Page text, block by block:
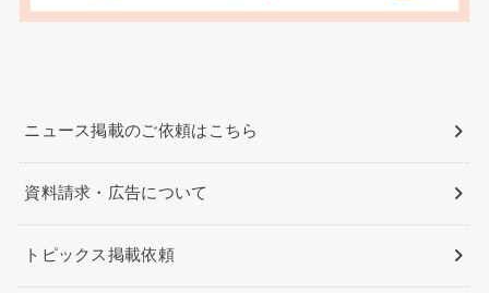
ニュース掲載のご依頼はこちら
資料請求・広告について
トピックス掲載依頼